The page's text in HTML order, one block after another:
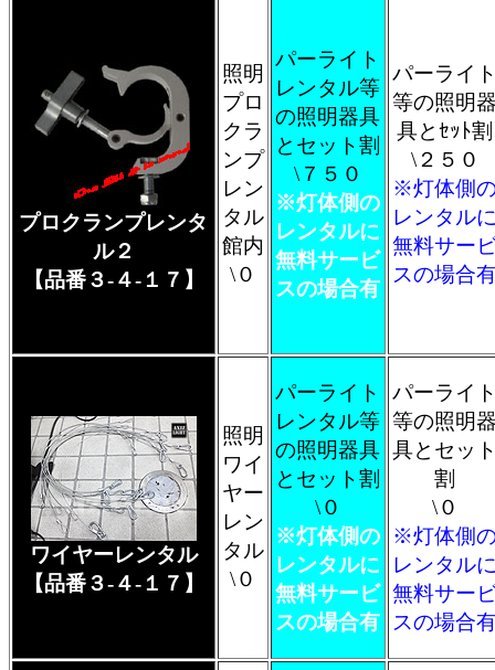
プロクランプレンタ
ル２
【品番３-４-１７】
照明
プロ
クラ
ンプ
レン
タル
館内
\０
パーライト
レンタル等
の照明器具
とセット割
\７５０
※灯体側の
レンタルに
無料サービ
スの場合有
パーライ
等の照明
具とｾｯﾄ割
\２５０
※灯体側
レンタル
無料サー
スの場合
ワイヤーレンタル
【品番３-４-１７】
照明
ワイ
ヤー
レン
タル
\０
パーライト
レンタル等
の照明器具
とセット割
\０
※灯体側の
レンタルに
無料サービ
スの場合有
パーライ
等の照明
具とセッ
割
\０
※灯体側
レンタル
無料サー
スの場合